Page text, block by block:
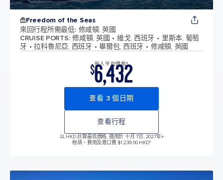
Freedom of the Seas
來回行程所需最低: 修咸頓, 英國
CRUISE PORTS: 修咸頓, 英國 維戈, 西班牙
里斯本, 葡萄
牙
拉科魯尼亞, 西班牙 畢爾包, 西班牙 修咸頓, 英國
每人平均價格*
$6,432
查看 3 個日期
查看行程
以 HKD 計算最低價格, 適用於 十月 7日, 2027年+
稅項、費用及港口費 $1,239.00 HKD*